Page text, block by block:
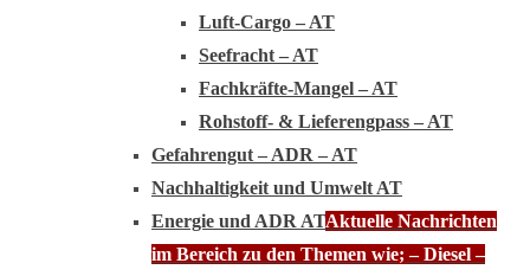
Luft-Cargo – AT
Seefracht – AT
Fachkräfte-Mangel – AT
Rohstoff- & Lieferengpass – AT
Gefahrengut – ADR – AT
Nachhaltigkeit und Umwelt AT
Energie und ADR ATAktuelle Nachrichten
im Bereich zu den Themen wie; – Diesel –